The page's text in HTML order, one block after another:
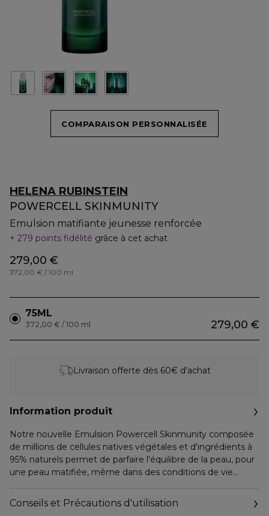
COMPARAISON PERSONNALISÉE
HELENA RUBINSTEIN
POWERCELL SKINMUNITY
Emulsion matifiante jeunesse renforcée
279 points fidélité grâce à cet achat
279,00 €
372,00 € / 100 ml
75ML
279,00 €
372,00 € / 100 ml
Livraison offerte dès 60€ d’achat
Information produit
Notre nouvelle Emulsion Powercell Skinmunity composée
de millions de cellules natives végétales et d'ingrédients à
95% naturels permet de parfaire l'équilibre de la peau, pour
une peau matifiée, même dans des conditions de vie
les imperfections, pores et irrégularités sont lissées, pour
une sensation de confort et d'hydratation toute la journée.
Conseils et Précautions d'utilisation